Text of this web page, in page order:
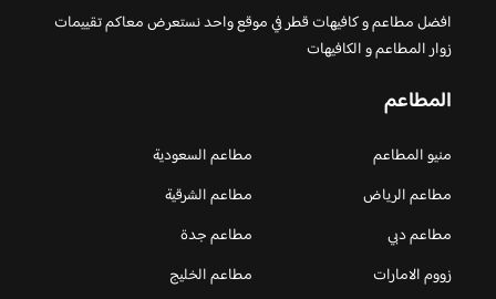
افضل مطاعم و كافيهات قطر في موقع واحد نستعرض معاكم تقييمات
زوار المطاعم و الكافيهات
المطاعم
منيو المطاعم
مطاعم السعودية
مطاعم الرياض
مطاعم الشرقية
مطاعم دبي
مطاعم جدة
زووم الامارات
مطاعم الخليج